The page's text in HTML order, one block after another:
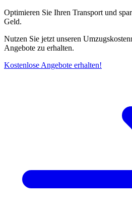
Optimieren Sie Ihren Transport und
Geld.
Nutzen Sie jetzt unseren
Angebote zu erhalten.
Kostenlose Angebote erhalten!